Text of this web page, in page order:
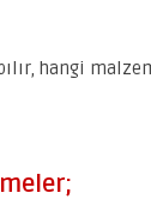
hangi